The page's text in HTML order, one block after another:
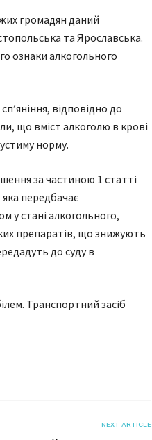
громадян даний
та Ярославська.
ознаки алкогольного
відповідно до
що вміст алкоголю в крові
норму.
за частиною 1 статті
передбачає
у стані алкогольного,
препаратів, що знижують
до суду в
Транспортний засіб
NEXT ARTICLE